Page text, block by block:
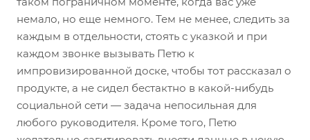
немало, но еще немного. Тем не менее, следить за
каждым в отдельности, стоять с указкой и при
каждом звонке вызывать Петю к
импровизированной доске, чтобы тот рассказал о
продукте, а не сидел бестактно в какой-нибудь
социальной сети — задача непосильная для
любого руководителя. Кроме того, Петю